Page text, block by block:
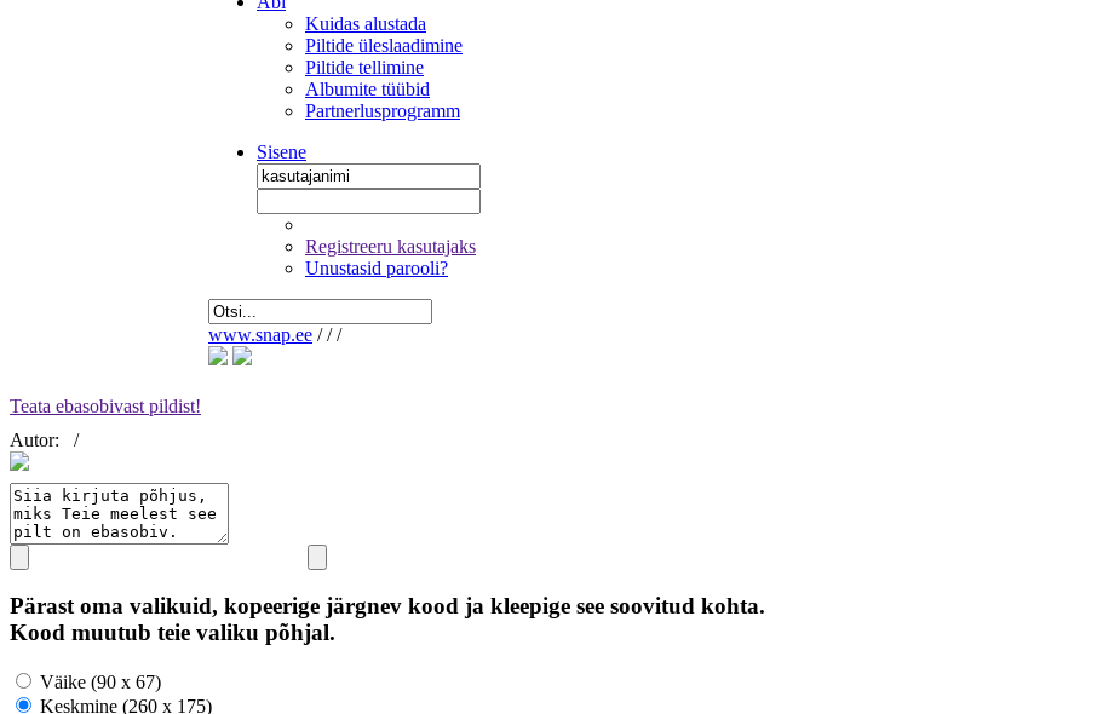
Kuidas alustada
Piltide üleslaadimine
Piltide tellimine
Albumite tüübid
Partnerlusprogramm
Sisene
Registreeru kasutajaks
Unustasid parooli?
www.snap.ee / / /
Teata ebasobivast pildist!
Autor:
/
Pärast oma valikuid, kopeerige järgnev kood ja kleepige see soovitud kohta.
Kood muutub teie valiku põhjal.
Väike (90 x 67)
Keskmine (260 x 175)